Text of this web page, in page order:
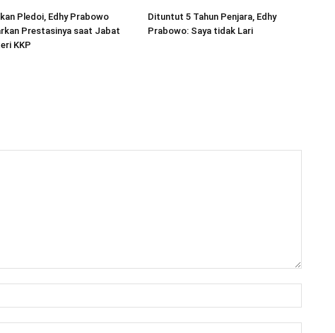
Pledoi, Edhy Prabowo
Prestasinya saat Jabat
KKP
Dituntut 5 Tahun Penjara, Edhy
Prabowo: Saya tidak Lari